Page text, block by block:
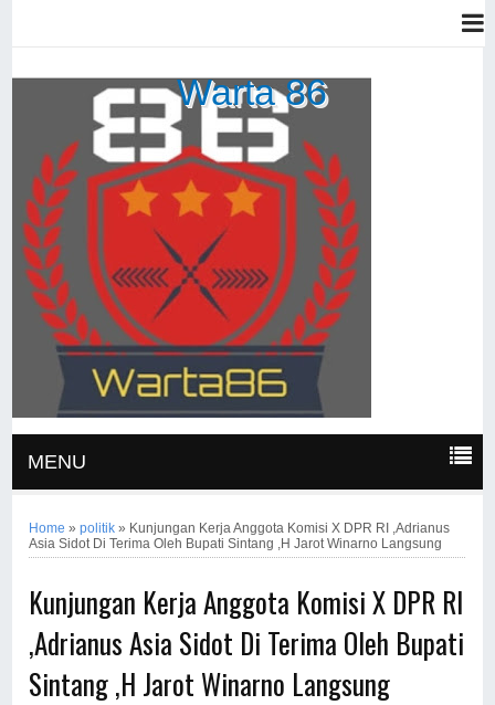
Warta 86
MENU
Home »politik » Kunjungan Kerja Anggota Komisi X DPR RI ,Adrianus
Asia Sidot Di Terima Oleh Bupati Sintang ,H Jarot Winarno Langsung
Kunjungan Kerja Anggota Komisi X DPR RI
,Adrianus Asia Sidot Di Terima Oleh Bupati
Sintang ,H Jarot Winarno Langsung